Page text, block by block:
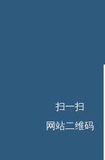
扫一扫
网站二维码